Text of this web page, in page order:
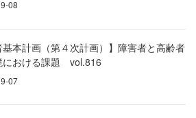
08
基本計画（第４次計画）】障害者と高齢者
における課題 vol.816
07